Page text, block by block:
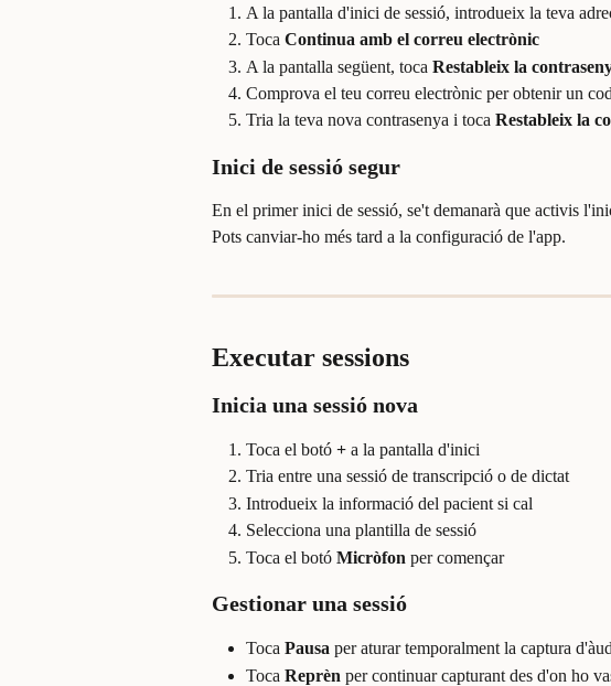
A la pantalla d'inici de sessió, introdueix la teva
Toca Continua amb el correu electrònic
A la pantalla següent, toca Restableix la
Comprova el teu correu electrònic per obtenir un
Tria la teva nova contrasenya i toca Restableix la
Inici de sessió segur
En el primer inici de sessió, se't demanarà que activis
Pots canviar-ho més tard a la configuració de l'app.
Executar sessions
Inicia una sessió nova
Toca el botó + a la pantalla d'inici
Tria entre una sessió de transcripció o de dictat
Introdueix la informació del pacient si cal
Selecciona una plantilla de sessió
Toca el botó Micròfon per començar
Gestionar una sessió
Toca Pausa per aturar temporalment la captura
Toca Reprèn per continuar capturant des d'on ho